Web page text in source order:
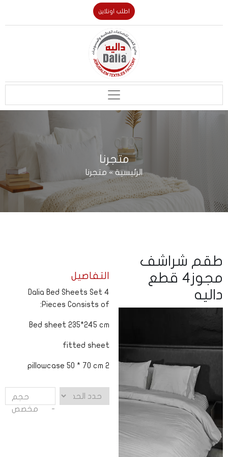
اطلب اونلاين
متجرنا
الرئيسية » متجرنا
طقم شراشف
مجوز4 قطع
داليه
التفاصيل
Dalia Bed Sheets Set 4
Pieces Consists of:
Bed sheet 235*245 cm
fitted sheet
2 pillowcase 50 * 70 cm
حجم
مخصص